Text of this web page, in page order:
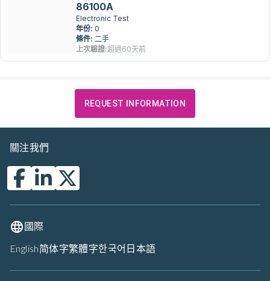
86100A
Electronic Test
年份: 0
條件: 二手
上次驗證:超過60天前
REQUEST INFORMATION
關注我們
國際
English简体字繁體字한국어 日本語